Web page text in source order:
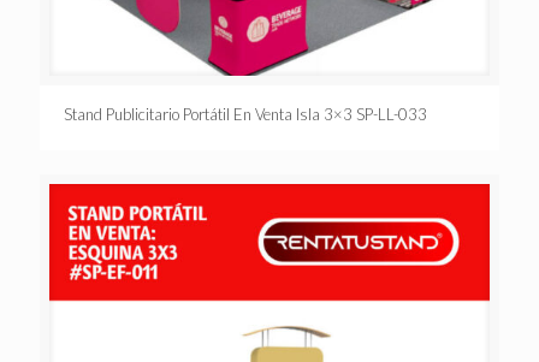
Stand Publicitario Portátil En Venta Isla 3×3 SP-LL-033